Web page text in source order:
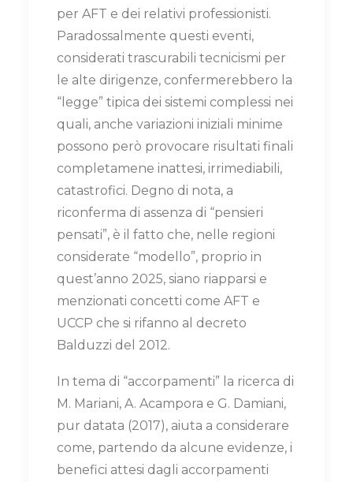
per AFT e dei relativi professionisti.
Paradossalmente questi eventi,
considerati trascurabili tecnicismi per
le alte dirigenze, confermerebbero la
“legge” tipica dei sistemi complessi nei
quali, anche variazioni iniziali minime
possono però provocare risultati finali
completamene inattesi, irrimediabili,
catastrofici. Degno di nota, a
riconferma di assenza di “pensieri
pensati”, è il fatto che, nelle regioni
considerate “modello”, proprio in
quest’anno 2025, siano riapparsi e
menzionati concetti come AFT e
UCCP che si rifanno al decreto
Balduzzi del 2012.
In tema di “accorpamenti” la ricerca di
M. Mariani, A. Acampora e G. Damiani,
pur datata (2017), aiuta a considerare
come, partendo da alcune evidenze, i
benefici attesi dagli accorpamenti